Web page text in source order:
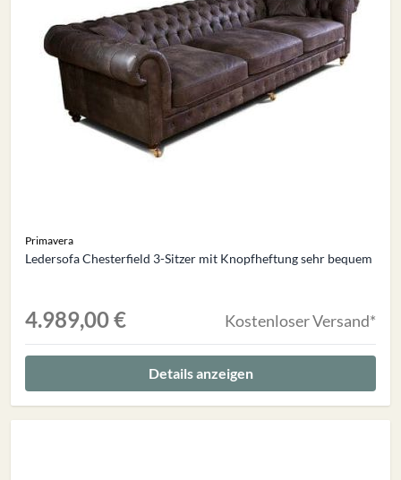
Primavera
Ledersofa Chesterfield 3-Sitzer mit Knopfheftung sehr bequem
4.989,00 € Kostenloser Versand*
Details anzeigen